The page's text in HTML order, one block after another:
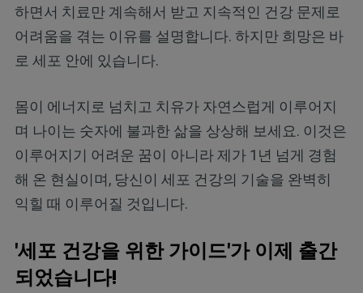
하면서 치료만 계속해서 받고 지속적인 건강 문제로
어려움을 겪는 이유를 설명합니다. 하지만 희망은 바
로 세포 안에 있습니다.
몸이 에너지로 넘치고 치유가 자연스럽게 이루어지
며 나이는 숫자에 불과한 삶을 상상해 보세요. 이것은
이루어지기 어려운 꿈이 아니라 제가 1년 넘게 경험
해 온 현실이며, 당신이 세포 건강의 기술을 완벽히
익힐 때 이루어질 것입니다.
'세포 건강을 위한 가이드'가 이제 출간
되었습니다!